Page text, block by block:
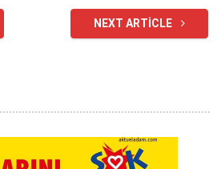
NEXT ARTICLE